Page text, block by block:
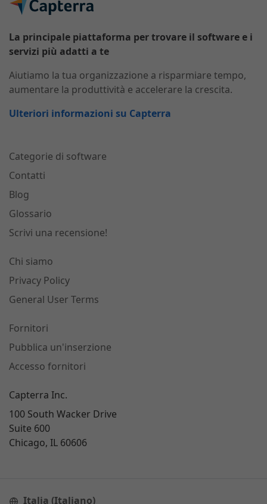
La principale piattaforma per trovare il software e i
servizi più adatti a te
Aiutiamo la tua organizzazione a risparmiare tempo,
aumentare la produttività e accelerare la crescita.
Ulteriori informazioni su Capterra
Categorie di software
Contatti
Blog
Glossario
Scrivi una recensione!
Chi siamo
Privacy Policy
General User Terms
Fornitori
Pubblica un'inserzione
Accesso fornitori
Capterra Inc.
100 South Wacker Drive
Suite 600
Chicago, IL 60606
Italia (Italiano)